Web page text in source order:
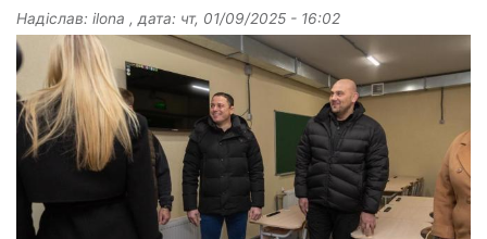
Надіслав: ilona , дата: чт, 01/09/2025 - 16:02